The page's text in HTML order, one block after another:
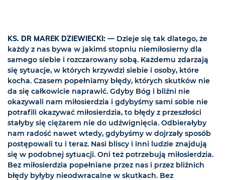
KS. DR MAREK DZIEWIECKI: — Dzieje się tak dlatego, że
każdy z nas bywa w jakimś stopniu niemiłosierny dla
samego siebie i rozczarowany sobą. Każdemu zdarzają
się sytuacje, w których krzywdzi siebie i osoby, które
kocha. Czasem popełniamy błędy, których skutków nie
da się całkowicie naprawić. Gdyby Bóg i bliźni nie
okazywali nam miłosierdzia i gdybyśmy sami sobie nie
potrafili okazywać miłosierdzia, to błędy z przeszłości
stałyby się ciężarem nie do udźwignięcia. Odbierałyby
nam radość nawet wtedy, gdybyśmy w dojrzały sposób
postępowali tu i teraz. Nasi bliscy i inni ludzie znajdują
się w podobnej sytuacji. Oni też potrzebują miłosierdzia.
Bez miłosierdzia popełniane przez nas i przez bliźnich
błędy byłyby nieodwracalne w skutkach. Bez